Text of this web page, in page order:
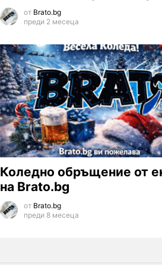
от Brato.bg
преди 2 месеца
Коледно обръщение от
на Brato.bg
от Brato.bg
преди 8 месеца